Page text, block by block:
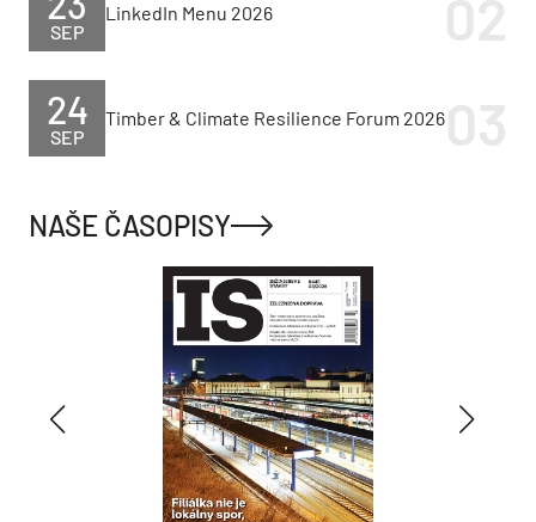
SEP
LinkedIn Menu 2026
SEP
24 Timber & Climate Resilience Forum 2026
NAŠE ČASOPISY